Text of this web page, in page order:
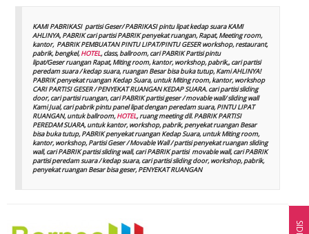
KAMI PABRIKASI partisi Geser/ PABRIKASI pintu lipat kedap suara KAMI
AHLINYA, PABRIK cari partisi PABRIK penyekat ruangan, Rapat, Meeting room,
kantor, PABRIK PEMBUATAN PINTU LIPAT/PINTU GESER workshop, restaurant,
pabrik, bengkel,HOTEL, class, ballroom, cari PABRIK Partisi pintu
lipat/Geser ruangan Rapat, Miting room, kantor, workshop, pabrik,, cari partisi
peredam suara / kedap suara, ruangan Besar bisa buka tutup, Kami AHLINYA!
PABRIK penyekat ruangan Kedap Suara, untuk Miting room, kantor, workshop
CARI PARTISI GESER / PENYEKAT RUANGAN KEDAP SUARA. cari partisi sliding
door, cari partisi ruangan, cari PABRIK partisi geser / movable wall/ sliding wall
Kami Jual, cari pabrik pintu panel lipat dengan peredam suara, PINTU LIPAT
RUANGAN, untuk ballroom,HOTEL, ruang meeting dll. PABRIK PARTISI
PEREDAM SUARA, untuk kantor, workshop, pabrik, penyekat ruangan Besar
bisa buka tutup, PABRIK penyekat ruangan Kedap Suara, untuk Miting room,
kantor, workshop, Partisi Geser / Movable Wall / partisi penyekat ruangan sliding
wall, cari PABRIK partisi sliding wall, cari PABRIK partisi movable wall, cari PABRIK
partisi peredam suara / kedap suara, cari partisi sliding door, workshop, pabrik,
penyekat ruangan Besar bisa geser, PENYEKAT RUANGAN